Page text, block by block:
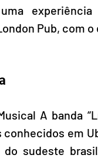
Pub, com
A banda
em
sudeste